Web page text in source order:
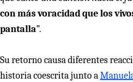
con más voracidad que los
pantalla”.
Su retorno causa diferentes
historia coescrita junto a